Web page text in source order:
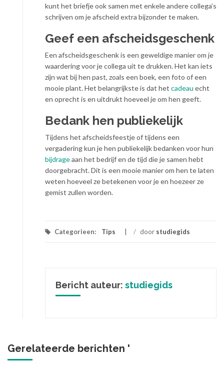
kunt het briefje ook samen met enkele andere collega’s
schrijven om je afscheid extra bijzonder te maken.
Geef een afscheidsgeschenk
Een afscheidsgeschenk is een geweldige manier om je
waardering voor je collega uit te drukken. Het kan iets
zijn wat bij hen past, zoals een boek, een foto of een
mooie plant. Het belangrijkste is dat het cadeau echt
en oprecht is en uitdrukt hoeveel je om hen geeft.
Bedank hen publiekelijk
Tijdens het afscheidsfeestje of tijdens een
vergadering kun je hen publiekelijk bedanken voor hun
bijdrageaan het bedrijf en de tijd die je samen hebt
doorgebracht. Dit is een mooie manier om hen te laten
weten hoeveel ze betekenen voor je en hoezeer ze
gemist zullen worden.
Categorieen: Tips / door studiegids
Bericht auteur: studiegids
Gerelateerde berichten '